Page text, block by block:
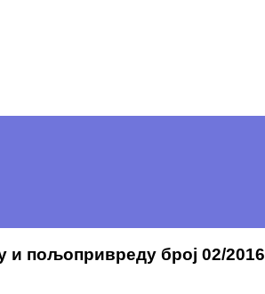
и пољопривреду број 02/2016